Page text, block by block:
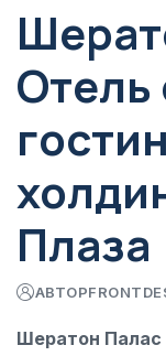
Отель
Плаза
АВТОР
Шератон Палас